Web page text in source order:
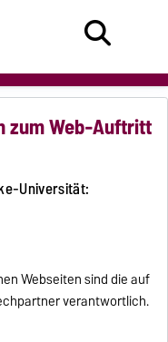
zum Web-Auftritt
Universität:
Webseiten sind die auf
verantwortlich.